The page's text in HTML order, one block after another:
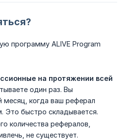
программу ALIVE Program
на протяжении всей
один раз. Вы
месяц, когда ваш реферал
Это быстро складывается.
количества рефералов,
не существует.